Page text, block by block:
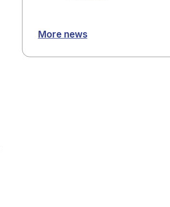
More news